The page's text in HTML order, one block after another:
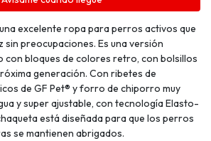
una excelente ropa para perros activos que
sin preocupaciones. Es una versión
con bloques de colores retro, con bolsillos
generación. Con ribetes de
de GF Pet® y forro de chiporro muy
y super ajustable, con tecnología Elasto-
está diseñada para que los perros
se mantienen abrigados.